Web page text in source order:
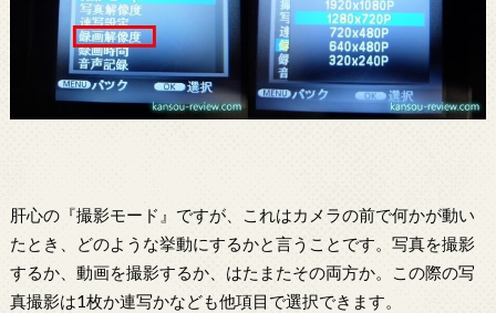
肝心の『撮影モード』ですが、これはカメラの前で何かが動い
たとき、どのような挙動にするかと言うことです。写真を撮影
するか、動画を撮影するか、はたまたその両方か。この際の写
真撮影は1枚か連写かなども他項目で選択できます。